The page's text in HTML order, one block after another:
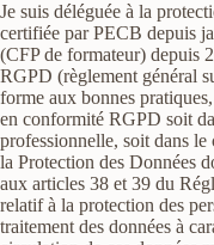
Je suis déléguée à la
certifiée par PECB depuis
(CFP de formateur) depuis
RGPD (règlement général
forme aux bonnes
en conformité RGPD soit
professionnelle, soit dans
la Protection des Données
aux articles 38 et 39 du
relatif à la protection des
traitement des données à